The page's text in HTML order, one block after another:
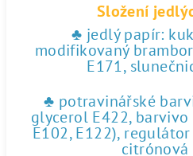
Složení
♣ jedlý papír:
modifikovaný
E171,
♣ potravinářské
glycerol E422, barvivo
E102, E122),
citrónová